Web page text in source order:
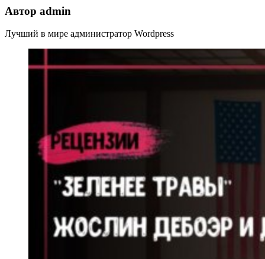
Автор admin
Лучший в мире администратор Wordpress